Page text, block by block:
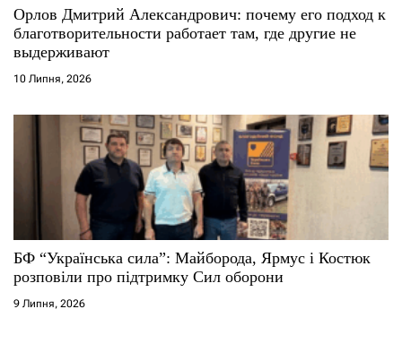
Орлов Дмитрий Александрович: почему его подход к
благотворительности работает там, где другие не
выдерживают
10 Липня, 2026
БФ “Українська сила”: Майборода, Ярмус і Костюк
розповіли про підтримку Сил оборони
9 Липня, 2026